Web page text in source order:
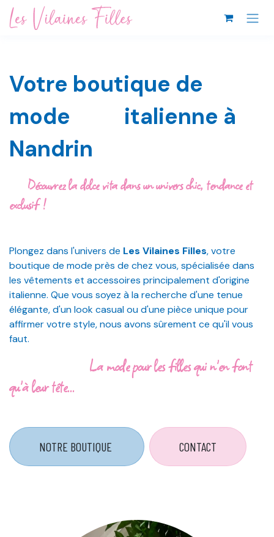
Se rendre au contenu
Votre boutique de
mode italienne à
Nandrin
Découvrezla dolce vitadans un univers chic, tendance et
exclusif !
Plongez dans l'univers de Les Vilaines Filles, votre
boutique de mode près de chez vous, spécialisée dans
les vêtements et accessoires principalement d'origine
italienne. Que vous soyez à la recherche d'une tenue
élégante, d'un look casual ou d'une pièce unique pour
affirmer votre style, nous avons sûrement ce qu'il vous
faut.
La mode pour les filles qui n'en font
qu'à leur tête...
NOTRE BOUTIQUE CONTACT